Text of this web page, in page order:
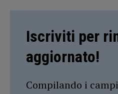
Iscriviti per
aggiornato!
Compilando i